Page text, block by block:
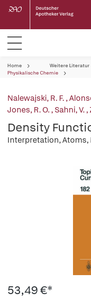
Home Weitere Literatur
Physikalische Chemie
Nalewajski, R. F.,
Jones, R. O.,Sahni, V.,
Density
Interpretation, Atoms,
53,49 €*